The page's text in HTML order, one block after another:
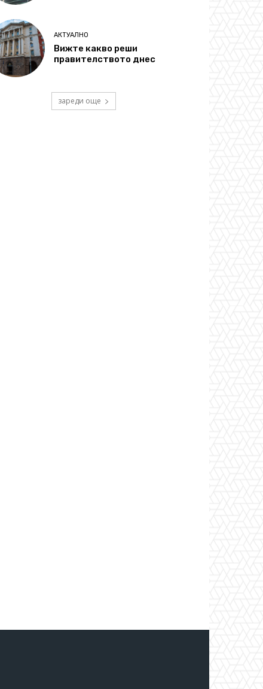
АКТУАЛНО
Вижте какво реши
правителството днес
зареди още